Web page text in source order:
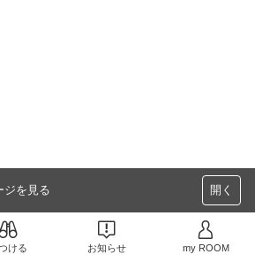
ジを見る 開く
ける お知らせ my ROOM